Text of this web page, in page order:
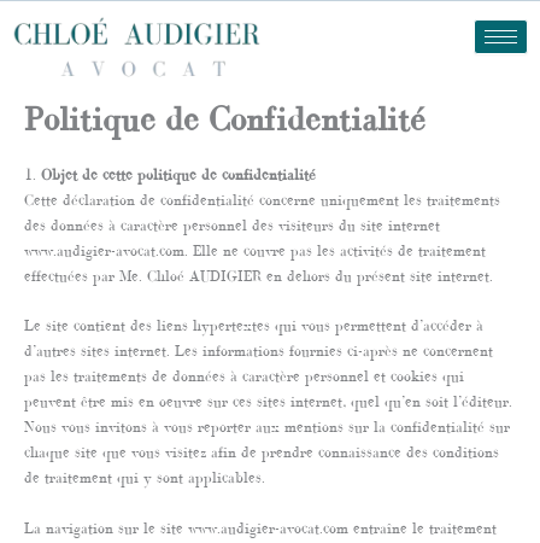
au
Politique de Confidentialité
1. Objet de cette politique de confidentialité
Cette déclaration de confidentialité concerne uniquement les traitements
des données à caractère personnel des visiteurs du site internet
www.audigier-avocat.com. Elle ne couvre pas les activités de traitement
effectuées par Me. Chloé AUDIGIER en dehors du présent site internet.
Le site contient des liens hypertextes qui vous permettent d’accéder à
d’autres sites internet. Les informations fournies ci-après ne concernent
pas les traitements de données à caractère personnel et cookies qui
peuvent être mis en oeuvre sur ces sites internet, quel qu’en soit l’éditeur.
Nous vous invitons à vous reporter aux mentions sur la confidentialité sur
chaque site que vous visitez afin de prendre connaissance des conditions
de traitement qui y sont applicables.
La navigation sur le site www.audigier-avocat.com entraîne le traitement